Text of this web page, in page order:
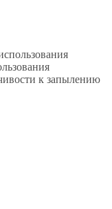
к запылению